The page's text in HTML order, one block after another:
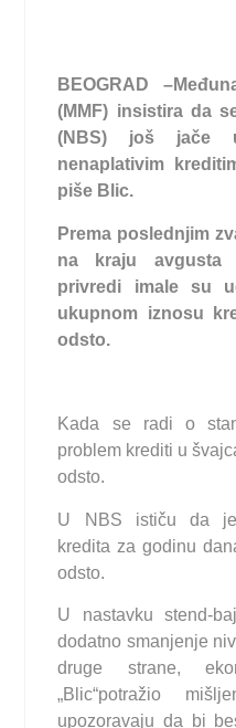
BEOGRAD –
(MMF) insistira da
(NBS) još jače
nenaplativim
piše Blic.
Prema poslednjim
na kraju avgusta
privredi imale su
ukupnom iznosu
odsto.
Kada se radi o
problem krediti u
odsto.
U NBS ističu da je
kredita za godinu
odsto.
U nastavku stend-
dodatno smanjenje
druge strane,
„Blic“potražio
upozoravaju da bi